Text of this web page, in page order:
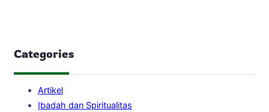
Categories
Artikel
Ibadah dan Spiritualitas